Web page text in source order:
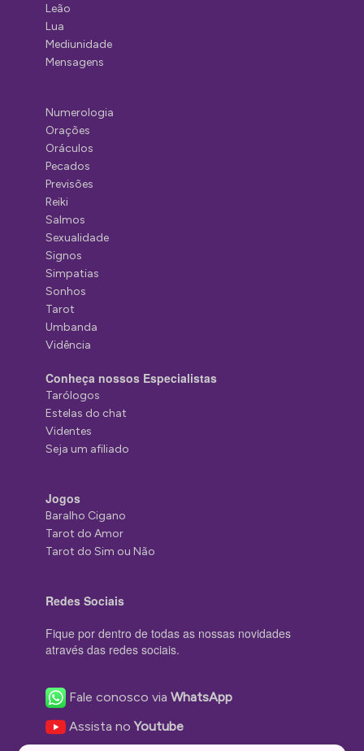
Leão
Lua
Mediunidade
Mensagens
Numerologia
Orações
Oráculos
Pecados
Previsões
Reiki
Salmos
Sexualidade
Signos
Simpatias
Sonhos
Tarot
Umbanda
Vidência
Conheça nossos Especialistas
Tarólogos
Estelas do chat
Videntes
Seja um afiliado
Jogos
Baralho Cigano
Tarot do Amor
Tarot do Sim ou Não
Redes Sociais
Fique por dentro de todas as nossas novidades
através das redes sociais.
Fale conosco viaWhatsApp
Assista noYoutube